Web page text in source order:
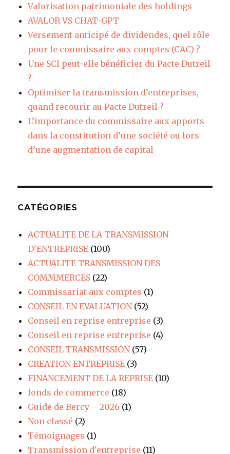
Valorisation patrimoniale des holdings
AVALOR VS CHAT-GPT
Versement anticipé de dividendes, quel rôle
pour le commissaire aux comptes (CAC) ?
Une SCI peut-elle bénéficier du Pacte Dutreil
?
Optimiser la transmission d’entreprises,
quand recourir au Pacte Dutreil ?
L’importance du commissaire aux apports
dans la constitution d’une société ou lors
d’une augmentation de capital
CATÉGORIES
ACTUALITE DE LA TRANSMISSION
D'ENTREPRISE (100)
ACTUALITE TRANSMISSION DES
COMMMERCES (22)
Commissariat aux comptes (1)
CONSEIL EN EVALUATION(52)
Conseil en reprise entreprise (3)
Conseil en reprise entreprise (4)
CONSEIL TRANSMISSION(57)
CREATION ENTREPRISE (3)
FINANCEMENT DE LA REPRISE (10)
fonds de commerce (18)
Guide de Bercy – 2026 (1)
Non classé (2)
Témoignages (1)
Transmission d'entreprise (11)